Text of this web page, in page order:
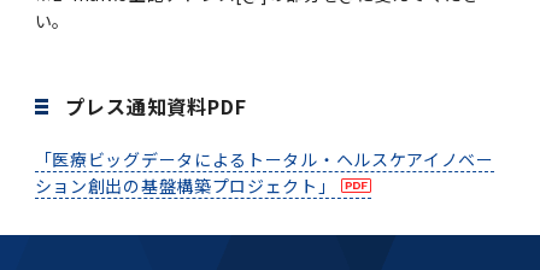
い。
プレス通知資料PDF
「医療ビッグデータによるトータル・ヘルスケアイノベー
ション創出の基盤構築プロジェクト」